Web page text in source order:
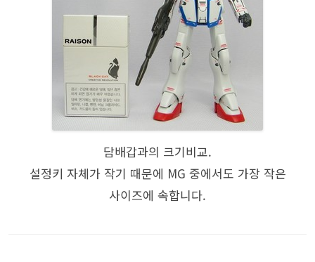
담배갑과의 크기비교.
설정키 자체가 작기 때문에 MG 중에서도 가장 작은
사이즈에 속합니다.